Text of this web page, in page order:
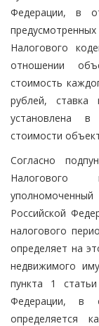
Федерации, в
Налогового
отношении
стоимость
рублей, ставка
установлена
стоимости
Согласно
Налогового
уполномоченный
Российской
налогового
определяет на
недвижимого
пункта 1 статьи
Федерации, в
определяется